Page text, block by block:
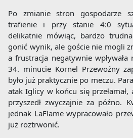
Po zmianie stron gospodarze
trafienie i przy stanie 4:0
delikatnie mówiąc, bardzo
gonić wynik, ale goście nie mogli
a frustracja negatywnie
34. minucie Kornel Przewoźny
było już praktycznie po meczu.
atak Iglicy w końcu się
przyszedł zwyczajnie za późno.
jednak LaFlame wypracowało
już roztrwonić.